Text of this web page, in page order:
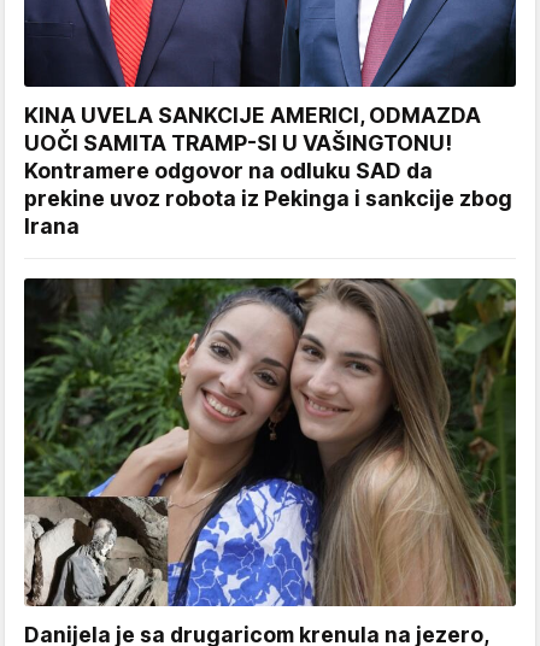
KINA UVELA SANKCIJE AMERICI, ODMAZDA
UOČI SAMITA TRAMP-SI U VAŠINGTONU!
Kontramere odgovor na odluku SAD da
prekine uvoz robota iz Pekinga i sankcije zbog
Irana
Danijela je sa drugaricom krenula na jezero,